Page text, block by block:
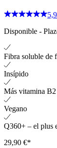
5,9
Disponible -
Fibra soluble de
Insípido
Más vitamina
Vegano
Q360+ – el plus
29,90 €*